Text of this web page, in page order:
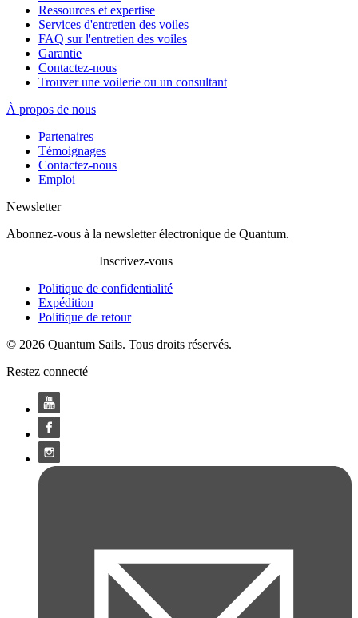
Ressources et expertise
Services d'entretien des voiles
FAQ sur l'entretien des voiles
Garantie
Contactez-nous
Trouver une voilerie ou un consultant
À propos de nous
Partenaires
Témoignages
Contactez-nous
Emploi
Newsletter
Abonnez-vous à la newsletter électronique de Quantum.
Inscrivez-vous
Politique de confidentialité
Expédition
Politique de retour
© 2026 Quantum Sails. Tous droits réservés.
Restez connecté